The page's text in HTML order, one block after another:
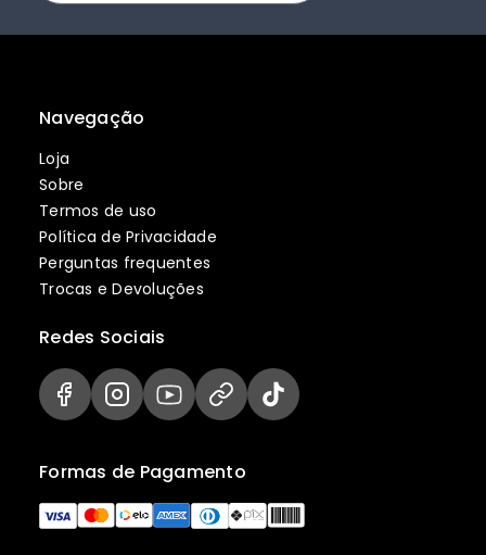
Navegação
Loja
Sobre
Termos de uso
Política de Privacidade
Perguntas frequentes
Trocas e Devoluções
Formas de Pagamento
Redes Sociais